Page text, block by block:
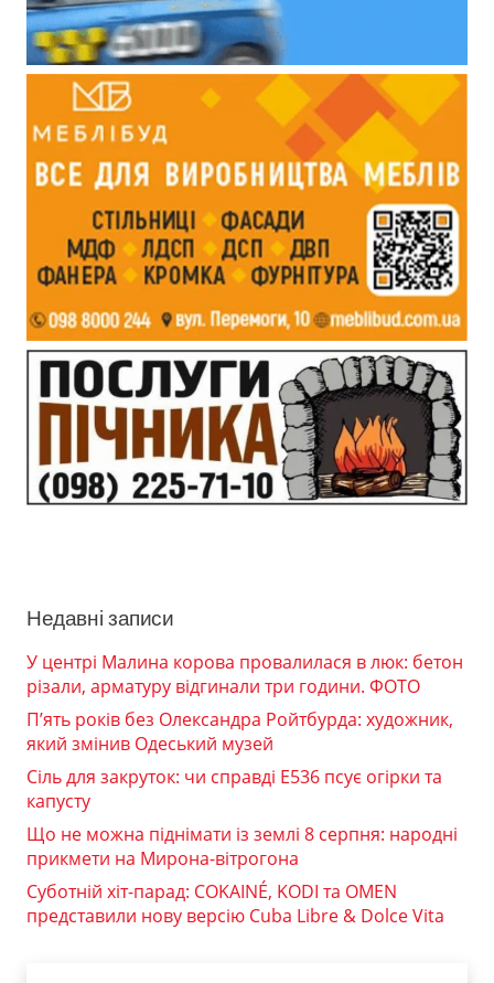
Недавні записи
У центрі Малина корова провалилася в люк: бетон
різали, арматуру відгинали три години. ФОТО
П’ять років без Олександра Ройтбурда: художник,
який змінив Одеський музей
Сіль для закруток: чи справді Е536 псує огірки та
капусту
Що не можна піднімати із землі 8 серпня: народні
прикмети на Мирона-вітрогона
Суботній хіт-парад: COKAINÉ, KODI та OMEN
представили нову версію Cuba Libre & Dolce Vita